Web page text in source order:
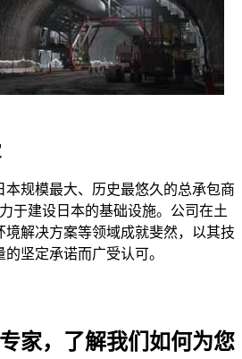
本规模最大、历史最悠久的总承包商
于建设日本的基础设施。公司在土
境解决方案等领域成就斐然，以其技
坚定承诺而广受认可。
家，了解我们如何为您